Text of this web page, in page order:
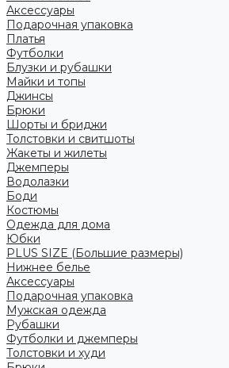
Аксессуары
Подарочная упаковка
Платья
Футболки
Блузки и рубашки
Майки и топы
Джинсы
Брюки
Шорты и бриджи
Толстовки и свитшоты
Жакеты и жилеты
Джемперы
Водолазки
Боди
Костюмы
Одежда для дома
Юбки
PLUS SIZE (Большие размеры)
Нижнее белье
Аксессуары
Подарочная упаковка
Мужская одежда
Рубашки
Футболки и джемперы
Толстовки и худи